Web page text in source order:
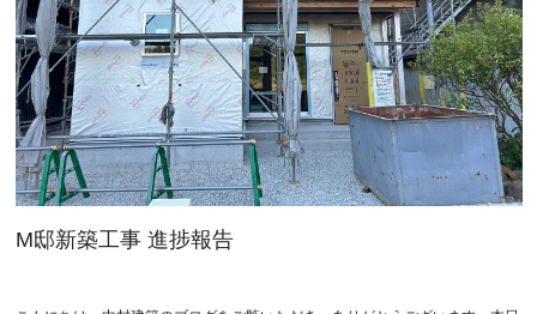
M邸新築工事 進捗報告